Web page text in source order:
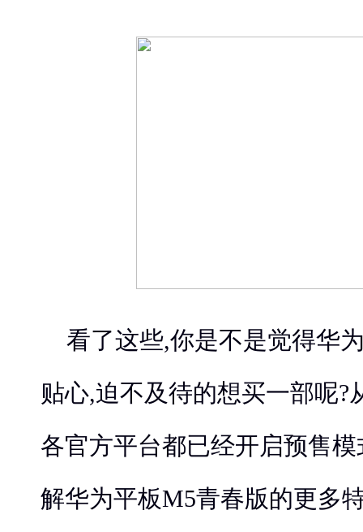
看了这些,你是不是觉得华
贴心,迫不及待的想买一部呢?
各官方平台都已经开启预售
解华为平板M5青春版的更多